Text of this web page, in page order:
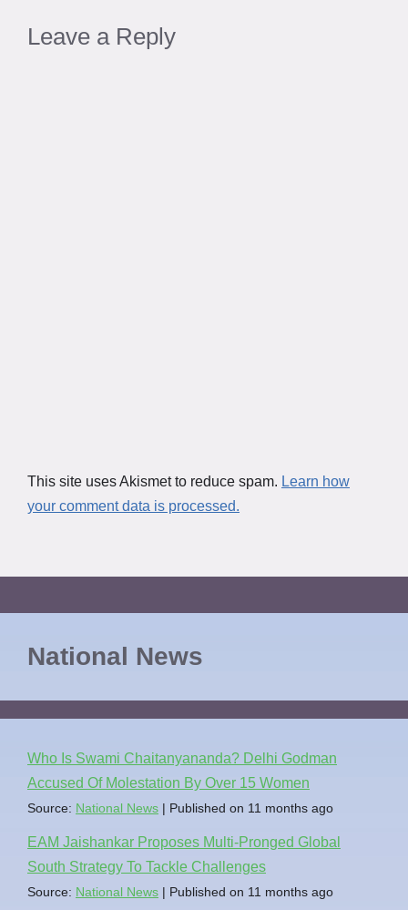
Leave a Reply
This site uses Akismet to reduce spam. Learn how
your comment data is processed.
National News
Who Is Swami Chaitanyananda? Delhi Godman
Accused Of Molestation By Over 15 Women
Source: National News Published on 11 months ago
EAM Jaishankar Proposes Multi-Pronged Global
South Strategy To Tackle Challenges
Source: National News Published on 11 months ago